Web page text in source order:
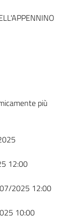
più
12:00
2025 12:00
10:00